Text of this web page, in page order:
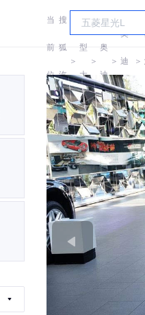
当
前
位
置:
搜
狐
汽
车
＞
车
型
大
全
＞
奥
迪
＞
奥
迪
RS
＞